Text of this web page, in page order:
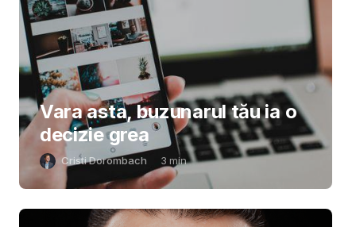
Vara asta, buzunarul tău ia o
decizie grea
Cristi Dorombach 3 min